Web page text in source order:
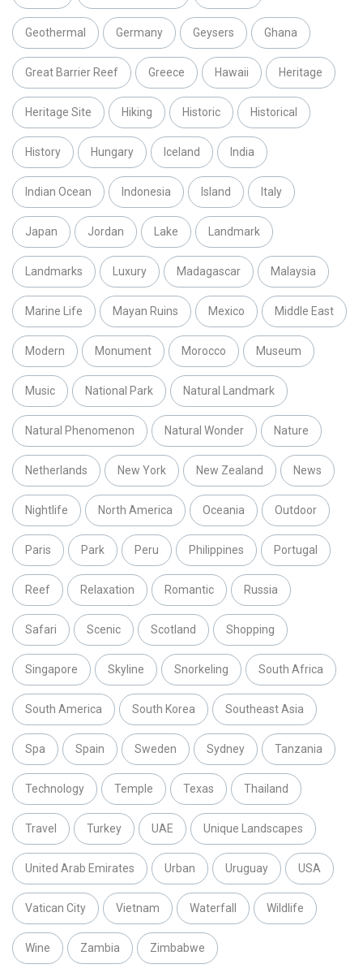
Geothermal Germany Geysers Ghana
Great Barrier Reef Greece Hawaii Heritage
Heritage Site Hiking Historic Historical
History Hungary Iceland India
Indian Ocean Indonesia Island Italy
Japan Jordan Lake Landmark
Landmarks Luxury Madagascar Malaysia
Marine Life Mayan Ruins Mexico Middle East
Modern Monument Morocco Museum
Music National Park Natural Landmark
Natural Phenomenon Natural Wonder Nature
Netherlands New York New Zealand News
Nightlife North America Oceania Outdoor
Paris Park Peru Philippines Portugal
Reef Relaxation Romantic Russia
Safari Scenic Scotland Shopping
Singapore Skyline Snorkeling South Africa
South America South Korea Southeast Asia
Spa Spain Sweden Sydney Tanzania
Technology Temple Texas Thailand
Travel Turkey UAE Unique Landscapes
United Arab Emirates Urban Uruguay USA
Vatican City Vietnam Waterfall Wildlife
Wine Zambia Zimbabwe